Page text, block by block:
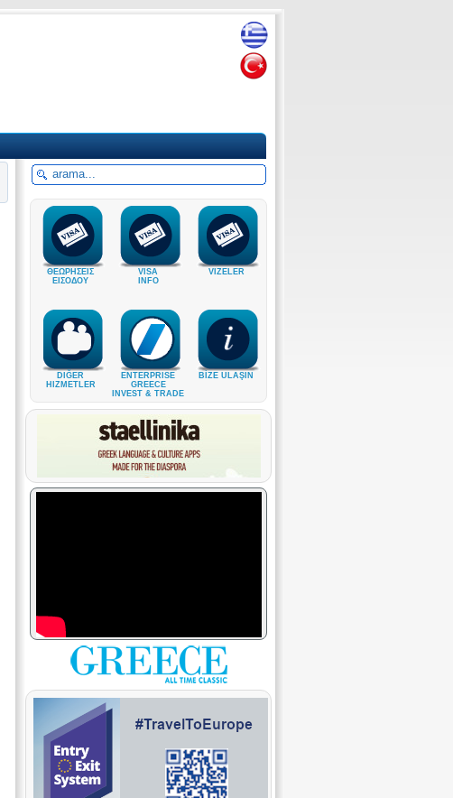
ΘΕΩΡΗΣΕΙΣ
ΕΙΣΟΔΟΥ
VISA
INFO
VIZELER
DIĞER
HIZMETLER
ENTERPRISE
GREECE
INVEST & TRADE
BİZE ULAŞIN